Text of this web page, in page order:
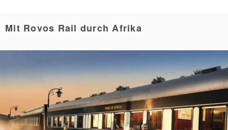
Mit Rovos Rail durch Afrika